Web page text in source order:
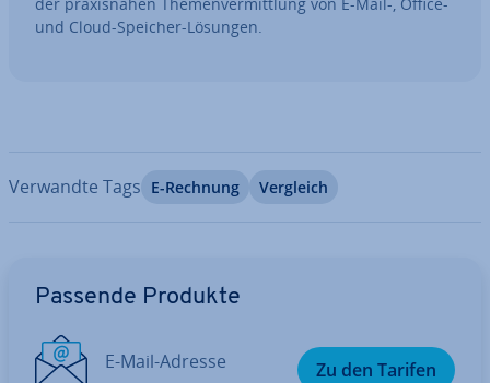
und Cloud-Speicher-Lösungen.
Verwandte Tags E-Rechnung Vergleich
Passende Produkte
E-Mail-Adresse Zu den Tarifen